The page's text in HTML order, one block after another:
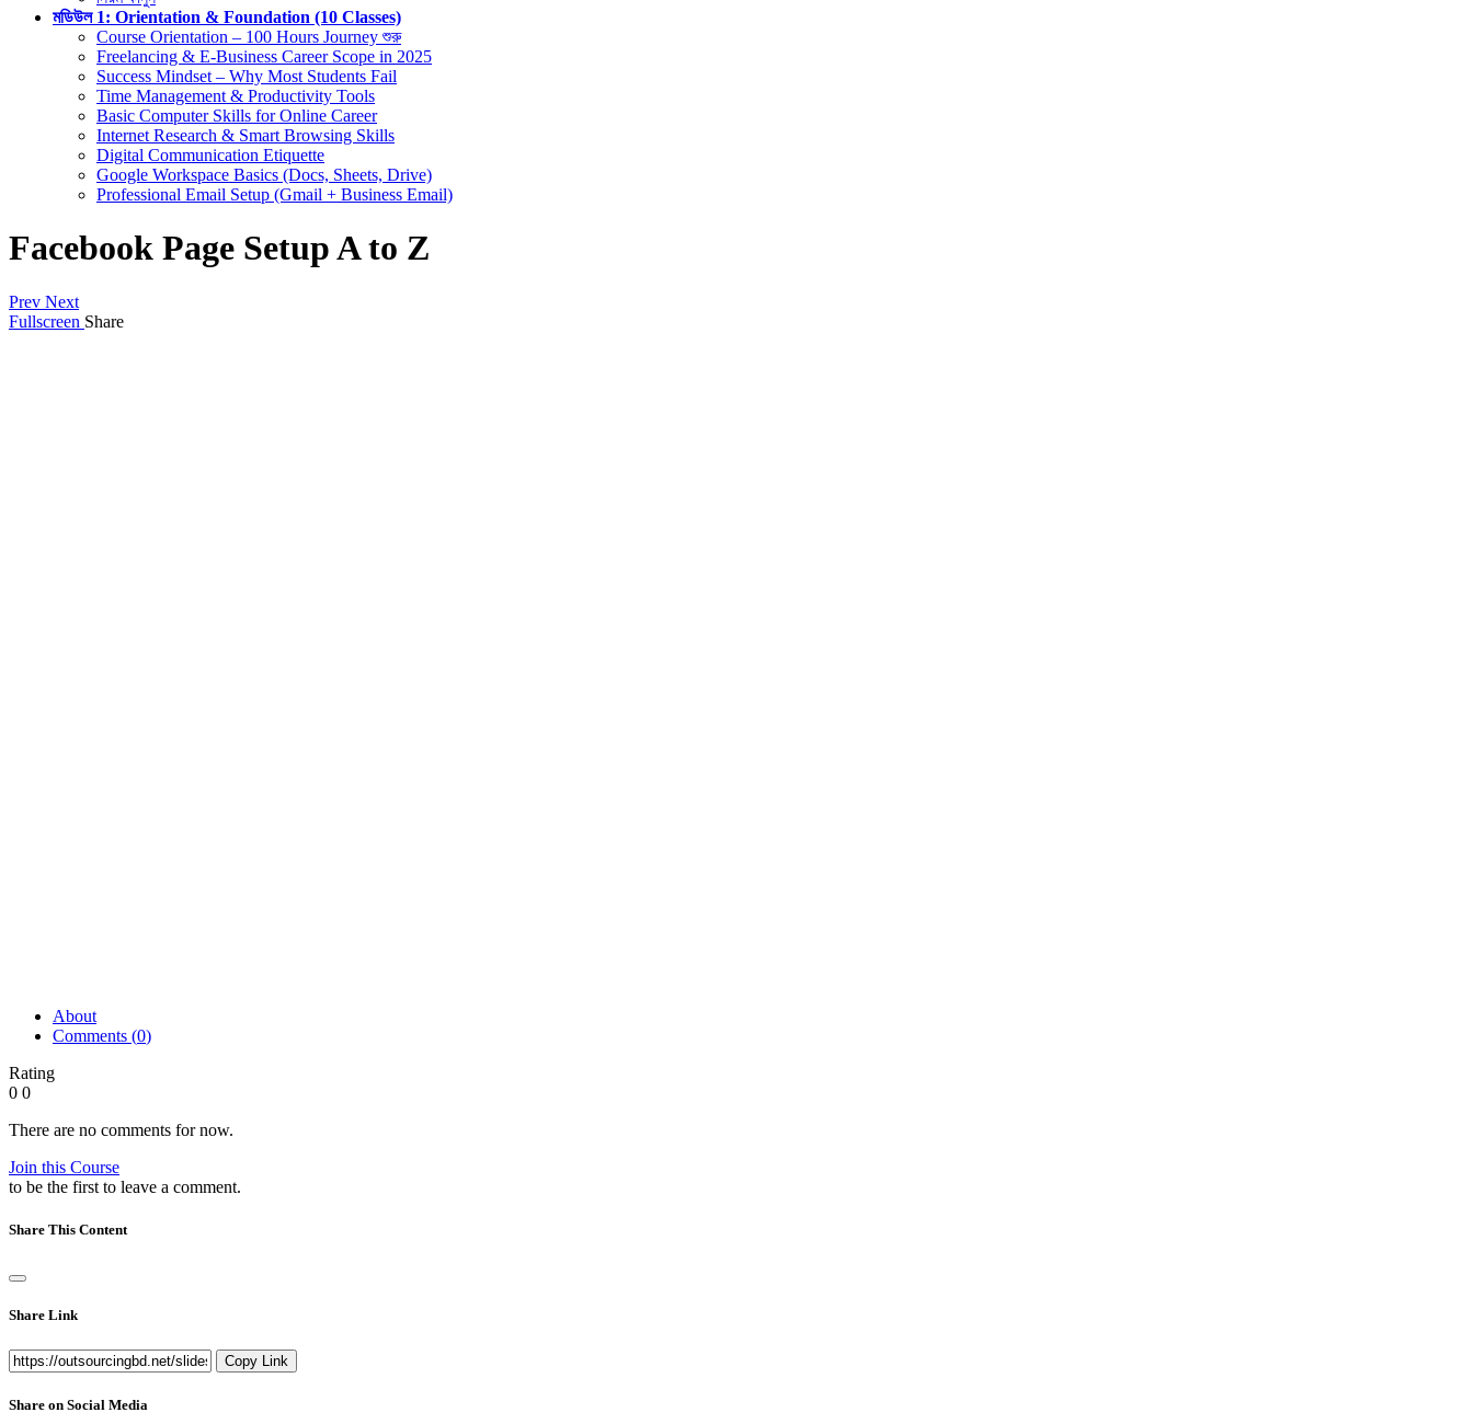
মডিউল 1: Orientation & Foundation (10 Classes)
Course Orientation – 100 Hours Journey শুরু
Freelancing & E-Business Career Scope in 2025
Success Mindset – Why Most Students Fail
Time Management & Productivity Tools
Basic Computer Skills for Online Career
Internet Research & Smart Browsing Skills
Digital Communication Etiquette
Google Workspace Basics (Docs, Sheets, Drive)
Professional Email Setup (Gmail + Business Email)
Facebook Page Setup A to Z
Prev Next
Fullscreen Share
About
Comments (0)
Rating
0 0
There are no comments for now.
Join this Course
to be the first to leave a comment.
Share This Content
Share Link
Copy Link
Share on Social Media